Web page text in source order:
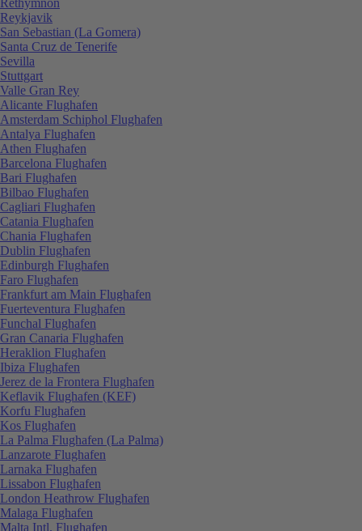
Reykjavik
San Sebastian (La Gomera)
Santa Cruz de Tenerife
Sevilla
Stuttgart
Valle Gran Rey
Alicante Flughafen
Amsterdam Schiphol Flughafen
Antalya Flughafen
Athen Flughafen
Barcelona Flughafen
Bari Flughafen
Bilbao Flughafen
Cagliari Flughafen
Catania Flughafen
Chania Flughafen
Dublin Flughafen
Edinburgh Flughafen
Faro Flughafen
Frankfurt am Main Flughafen
Fuerteventura Flughafen
Funchal Flughafen
Gran Canaria Flughafen
Heraklion Flughafen
Ibiza Flughafen
Jerez de la Frontera Flughafen
Keflavik Flughafen (KEF)
Korfu Flughafen
Kos Flughafen
La Palma Flughafen (La Palma)
Lanzarote Flughafen
Larnaka Flughafen
Lissabon Flughafen
London Heathrow Flughafen
Malaga Flughafen
Malta Intl. Flughafen